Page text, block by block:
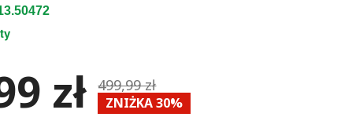
zł 499,99 zł
ZNIŻKA 30%